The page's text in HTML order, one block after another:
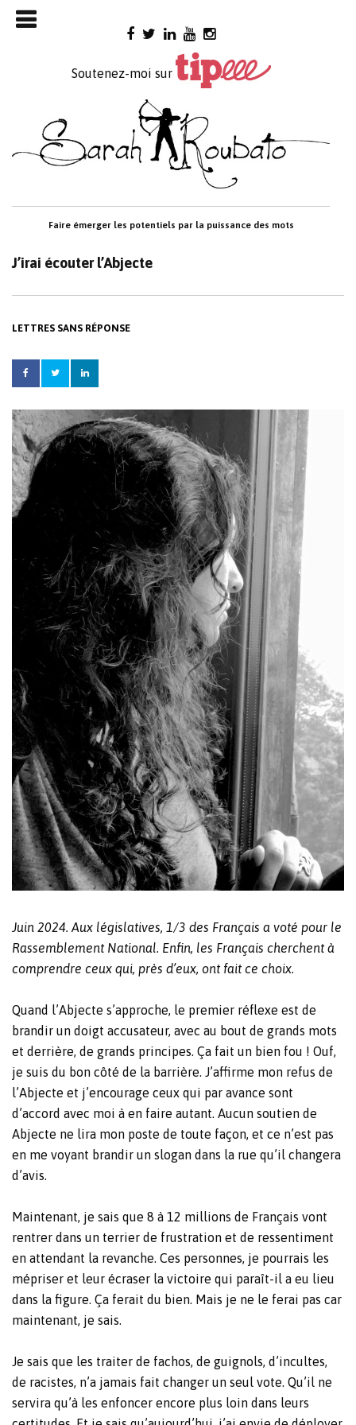
Skip
to
Soutenez-moi sur
Faire émerger les potentiels par la puissance des mots

J’irai écouter l’Abjecte
LETTRES SANS RÉPONSE
Juin 2024. Aux législatives, 1/3 des Français a voté pour le
Rassemblement National. Enfin, les Français cherchent à
comprendre ceux qui, près d’eux, ont fait ce choix.
Quand l’Abjecte s’approche, le premier réflexe est de
brandir un doigt accusateur, avec au bout de grands mots
et derrière, de grands principes. Ça fait un bien fou ! Ouf,
je suis du bon côté de la barrière. J’affirme mon refus de
l’Abjecte et j’encourage ceux qui par avance sont
d’accord avec moi à en faire autant. Aucun soutien de
Abjecte ne lira mon poste de toute façon, et ce n’est pas
en me voyant brandir un slogan dans la rue qu’il changera
d’avis.
Maintenant, je sais que 8 à 12 millions de Français vont
rentrer dans un terrier de frustration et de ressentiment
en attendant la revanche. Ces personnes, je pourrais les
mépriser et leur écraser la victoire qui paraît-il a eu lieu
dans la figure. Ça ferait du bien. Mais je ne le ferai pas car
maintenant, je sais.
Je sais que les traiter de fachos, de guignols, d’incultes,
de racistes, n’a jamais fait changer un seul vote. Qu’il ne
servira qu’à les enfoncer encore plus loin dans leurs